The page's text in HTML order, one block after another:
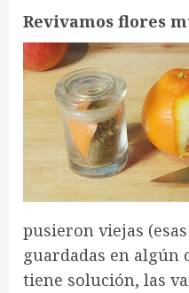
Revivamos flores
pusieron viejas
guardadas en algún
tiene solución, las